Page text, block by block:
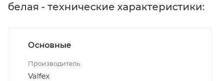
белая - технические характеристики:
Основные
Производитель
Valfex